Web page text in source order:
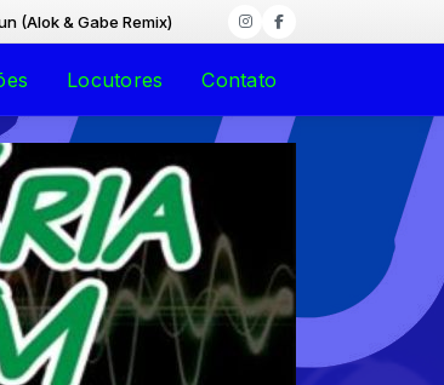
& Gabe Remix)
Locutores Contato